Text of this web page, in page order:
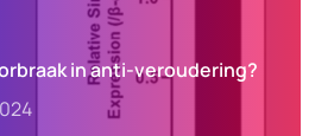
in anti-veroudering?